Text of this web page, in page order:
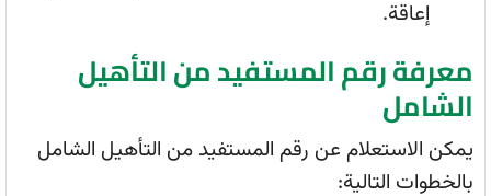
إعاقة.
معرفة رقم المستفيد من التأهيل
الشامل
يمكن الاستعلام عن رقم المستفيد من التأهيل الشامل
بالخطوات التالية: